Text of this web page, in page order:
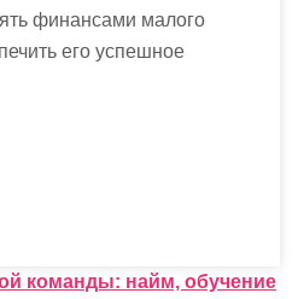
финансами малого
его успешное
команды: найм, обучение